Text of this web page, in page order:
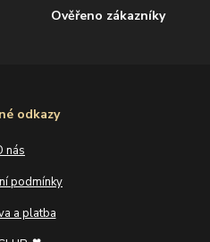
Ověřeno zákazníky
odkazy
nás
podmínky
a platba